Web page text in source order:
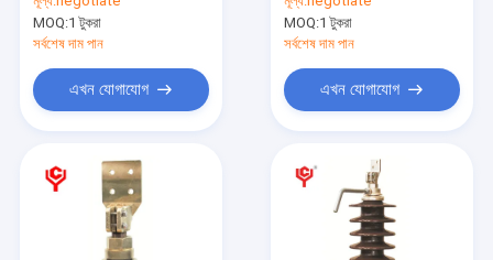
MOQ:1 টুকরা
সর্বশেষ দাম পান
এখন যোগাযোগ
MOQ:1 টুকরা
সর্বশেষ দাম পান
এখন যোগাযোগ